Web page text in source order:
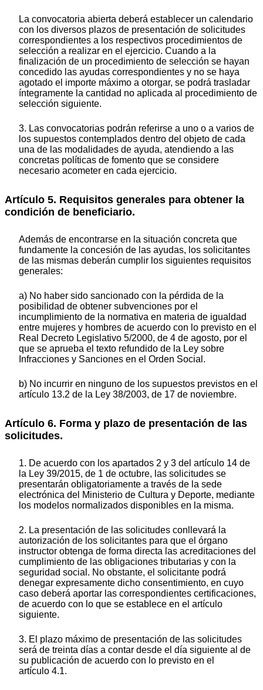
La convocatoria abierta deberá establecer un calendario
con los diversos plazos de presentación de solicitudes
correspondientes a los respectivos procedimientos de
selección a realizar en el ejercicio. Cuando a la
finalización de un procedimiento de selección se hayan
concedido las ayudas correspondientes y no se haya
agotado el importe máximo a otorgar, se podrá trasladar
íntegramente la cantidad no aplicada al procedimiento de
selección siguiente.
3. Las convocatorias podrán referirse a uno o a varios de
los supuestos contemplados dentro del objeto de cada
una de las modalidades de ayuda, atendiendo a las
concretas políticas de fomento que se considere
necesario acometer en cada ejercicio.
Artículo 5. Requisitos generales para obtener la
condición de beneficiario.
Además de encontrarse en la situación concreta que
fundamente la concesión de las ayudas, los solicitantes
de las mismas deberán cumplir los siguientes requisitos
generales:
a) No haber sido sancionado con la pérdida de la
posibilidad de obtener subvenciones por el
incumplimiento de la normativa en materia de igualdad
entre mujeres y hombres de acuerdo con lo previsto en el
Real Decreto Legislativo 5/2000, de 4 de agosto, por el
que se aprueba el texto refundido de la Ley sobre
Infracciones y Sanciones en el Orden Social.
b) No incurrir en ninguno de los supuestos previstos en el
artículo 13.2 de la Ley 38/2003, de 17 de noviembre.
Artículo 6. Forma y plazo de presentación de las
solicitudes.
1. De acuerdo con los apartados 2 y 3 del artículo 14 de
la Ley 39/2015, de 1 de octubre, las solicitudes se
presentarán obligatoriamente a través de la sede
electrónica del Ministerio de Cultura y Deporte, mediante
los modelos normalizados disponibles en la misma.
2. La presentación de las solicitudes conllevará la
autorización de los solicitantes para que el órgano
instructor obtenga de forma directa las acreditaciones del
cumplimiento de las obligaciones tributarias y con la
seguridad social. No obstante, el solicitante podrá
denegar expresamente dicho consentimiento, en cuyo
caso deberá aportar las correspondientes certificaciones,
de acuerdo con lo que se establece en el artículo
siguiente.
3. El plazo máximo de presentación de las solicitudes
será de treinta días a contar desde el día siguiente al de
su publicación de acuerdo con lo previsto en el
artículo 4.1.